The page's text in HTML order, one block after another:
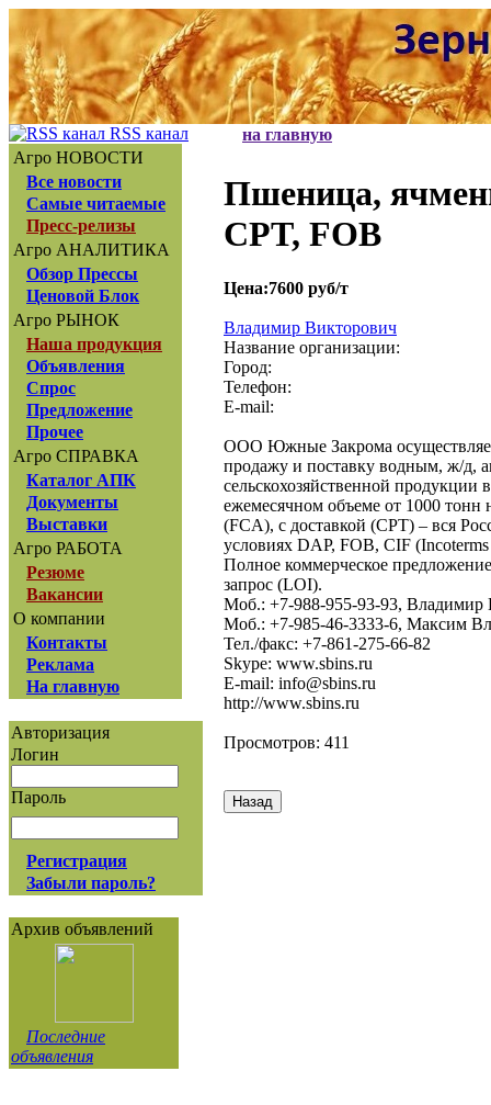
RSS канал
Агро НОВОСТИ
Все новости
Самые читаемые
Пресс-релизы
Агро АНАЛИТИКА
Обзор Прессы
Ценовой Блок
Агро РЫНОК
Наша продукция
Объявления
Спрос
Предложение
Прочее
Агро СПРАВКА
Каталог АПК
Документы
Выставки
Агро РАБОТА
Резюме
Вакансии
О компании
Контакты
Реклама
На главную
Авторизация
Логин
Пароль
Регистрация
Забыли пароль?
Архив объявлений
Последние
объявления
на главную
Пшеница,
CPT, FOB
Цена:7600 руб/т
Владимир Викторович
Название организации:
Город:
Телефон:
E-mail:
ООО Южные Закрома осуществляет
продажу и поставку водным, ж/д,
сельскохозяйственной продукции
ежемесячном объеме от 1000 тонн
(FCA), с доставкой (CPT) – вся
условиях DAP, FOB, CIF
Полное коммерческое
запрос (LOI).
Моб.: +7-988-955-93-93, Владимир
Моб.: +7-985-46-3333-6, Максим
Тел./факс: +7-861-275-66-82
Skype: www.sbins.ru
E-mail: info@sbins.ru
http://www.sbins.ru
Просмотров: 411